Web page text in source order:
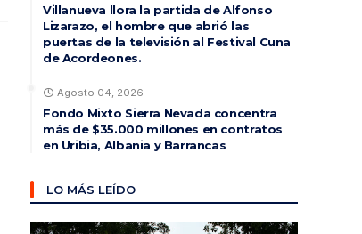
Villanueva llora la partida de Alfonso
Lizarazo, el hombre que abrió las
puertas de la televisión al Festival Cuna
de Acordeones.
Agosto 04, 2026
Fondo Mixto Sierra Nevada concentra
más de $35.000 millones en contratos
en Uribia, Albania y Barrancas
LO MÁS LEÍDO